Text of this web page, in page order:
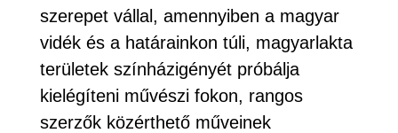
szerepet vállal, amennyiben a magyar
vidék és a határainkon túli, magyarlakta
területek színházigényét próbálja
kielégíteni művészi fokon, rangos
szerzők közérthető műveinek